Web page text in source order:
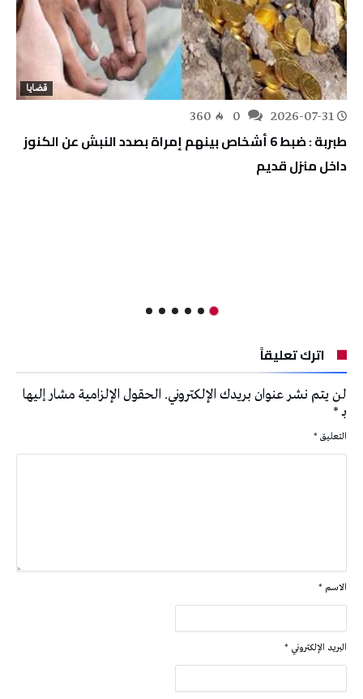
قضايا
2026-07-31
360
طبربة : ضبط 6 أشخاص بينهم إمراة بصدد النبش عن الكنوز
داخل منزل قديم
اترك تعليقاً
لن يتم نشر عنوان بريدك الإلكتروني. الحقول الإلزامية مشار إليها
بـ*
التعليق *
الاسم *
البريد الإلكتروني *